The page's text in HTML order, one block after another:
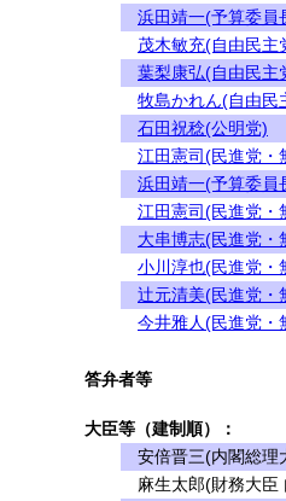
浜田靖一(予算委員
茂木敏充(自由民主
葉梨康弘(自由民主
牧島かれん(自由民
石田祝稔(公明党)
江田憲司(民進党・
浜田靖一(予算委員
江田憲司(民進党・
大串博志(民進党・
小川淳也(民進党・
辻元清美(民進党・
今井雅人(民進党・
答弁者等
大臣等（建制順）：
安倍晋三(内閣総理
麻生太郎(財務大臣